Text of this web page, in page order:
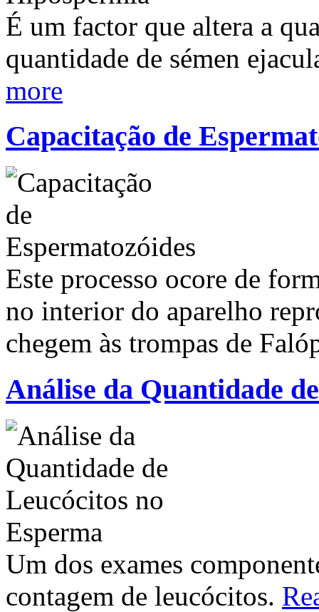
É um factor que altera a
quantidade de sémen
more
Capacitação de
Este processo ocore de
no interior do aparelho
chegem às trompas de
Análise da Quantidade
Um dos exames
contagem de leucócitos.